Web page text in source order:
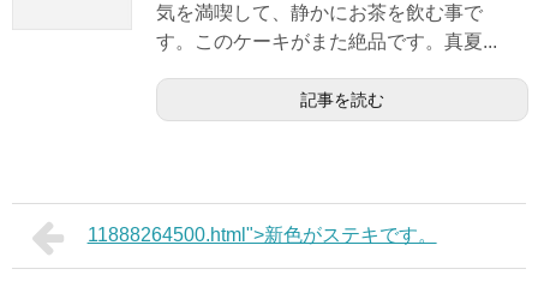
気を満喫して、静かにお茶を飲む事で
す。このケーキがまた絶品です。真夏...
記事を読む
11888264500.html">新色がステキです。